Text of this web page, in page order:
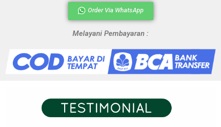
Order Via WhatsApp
Melayani Pembayaran :